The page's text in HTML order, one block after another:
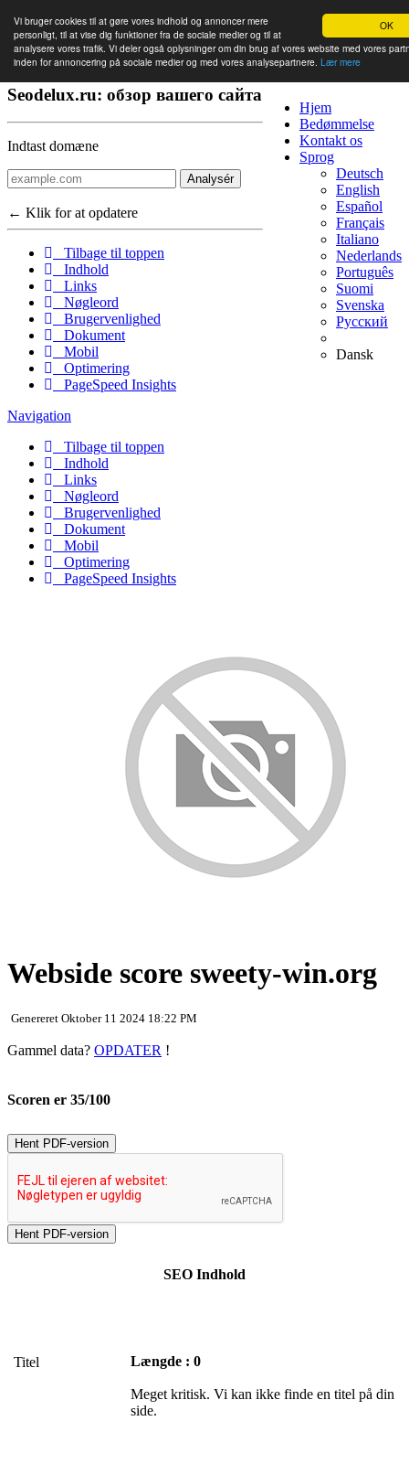
OK
Vi bruger cookies til at gøre vores indhold og annoncer mere
personligt, til at vise dig funktioner fra de sociale medier og til at
analysere vores trafik. Vi deler også oplysninger om din brug af vores website med vores
inden for annoncering på sociale medier og med vores analysepartnere. Lær mere
Hjem
Bedømmelse
Kontakt os
Sprog
Deutsch
English
Español
Français
Italiano
Nederlands
Português
Suomi
Svenska
Русский
Dansk
Seodelux.ru: обзор вашего сайта
Indtast domæne
Analysér
← Klik for at opdatere
Tilbage til toppen
Indhold
Links
Nøgleord
Brugervenlighed
Dokument
Mobil
Optimering
PageSpeed Insights
Navigation
Tilbage til toppen
Indhold
Links
Nøgleord
Brugervenlighed
Dokument
Mobil
Optimering
PageSpeed Insights
Webside score sweety-win.org
Genereret Oktober 11 2024 18:22 PM
Gammel data? OPDATER !
Scoren er 35/100
Hent PDF-version
SEO Indhold
Titel Længde : 0
Meget kritisk. Vi kan ikke finde en titel på din
side.